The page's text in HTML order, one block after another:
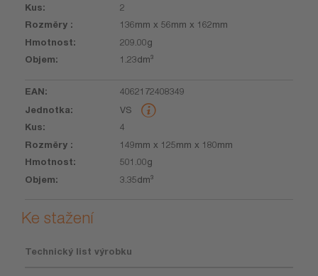
2
136mm x 56mm x 162mm
209.00g
1.23dm³
4062172408349
VS
4
149mm x 125mm x 180mm
501.00g
3.35dm³
Ke stažení
Technický list výrobku